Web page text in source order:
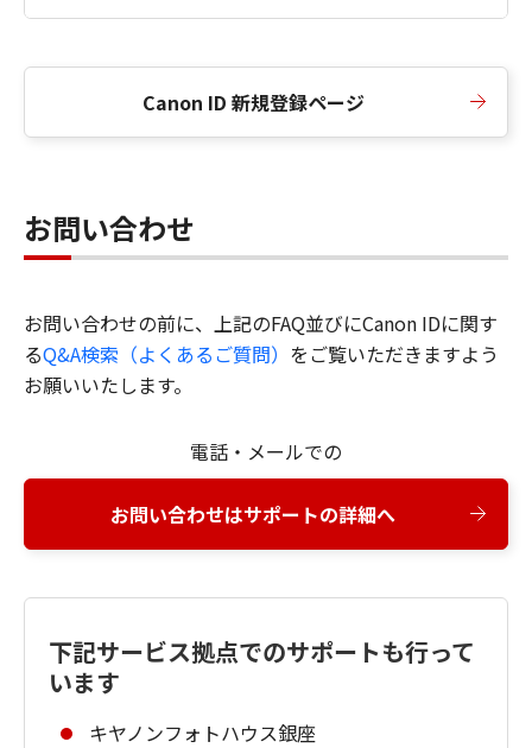
Canon ID 新規登録ページ
お問い合わせ
お問い合わせの前に、上記のFAQ並びにCanon IDに関す
るQ&A検索（よくあるご質問） をご覧いただきますよう
お願いいたします。
電話・メールでの
お問い合わせはサポートの詳細へ
下記サービス拠点でのサポートも行って
います
キヤノンフォトハウス銀座